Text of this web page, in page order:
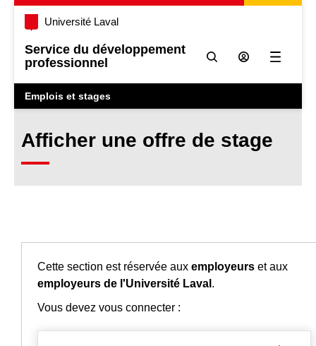
Université Laval
Service du développement
professionnel
Ouvrir
Emplois et stages
Afficher une offre de stage
Cette section est réservée aux employeurs et aux
employeurs de l'Université Laval .
Vous devez vous connecter :